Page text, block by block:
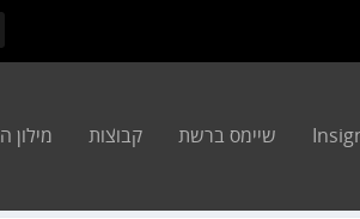
שיימס ברשת קבוצות מילון הNBA